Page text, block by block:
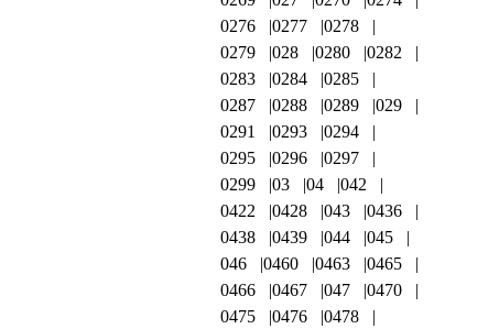
0276
0277
0278
0279
028 0280
0282
0283
0284
0285
0287
0288 0289
029
0291
0293
0294
0295
0296
0297
0299
03 04
042
0422
0428 043
0436
0438
0439 044
045
046
0460 0463
0465
0466
0467 047
0470
0475
0476
0478